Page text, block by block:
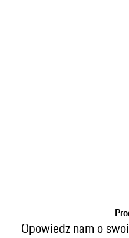
Opowiedz nam o